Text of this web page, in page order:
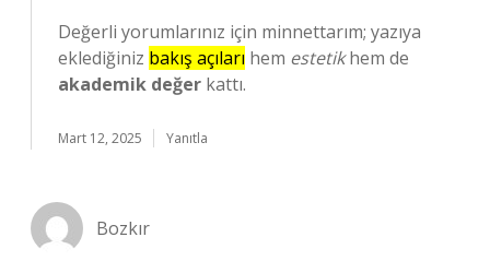
Değerli yorumlarınız için minnettarım; yazıya
eklediğiniz bakış açıları hem estetikhem de
akademik değer kattı.
Mart 12, 2025 Yanıtla
Bozkır